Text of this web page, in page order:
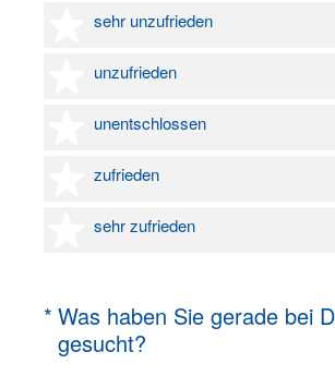
sehr unzufrieden
1 Stern
unzufrieden
2 Sterne
unentschlossen
3 Sterne
zufrieden
4 Sterne
sehr zufrieden
5 Sterne
* Was haben Sie gerade bei
gesucht?
(Erforderlich.)